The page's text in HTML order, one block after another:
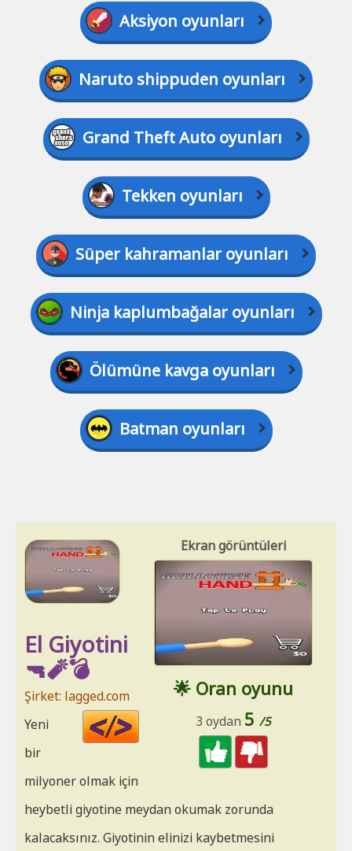
Aksiyon oyunları
Naruto shippuden oyunları
Grand Theft Auto oyunları
Tekken oyunları
Süper kahramanlar oyunları
Ninja kaplumbağalar oyunları
Ölümüne kavga oyunları
Batman oyunları
Ekran görüntüleri
🌟 Oran oyunu
3 oydan 5 /5
El Giyotini
🔫🧨💣
Şirket: lagged.com
HTML
Yeni
bir
milyoner olmak için
heybetli giyotine meydan okumak zorunda
kalacaksınız. Giyotinin elinizi kaybetmesini